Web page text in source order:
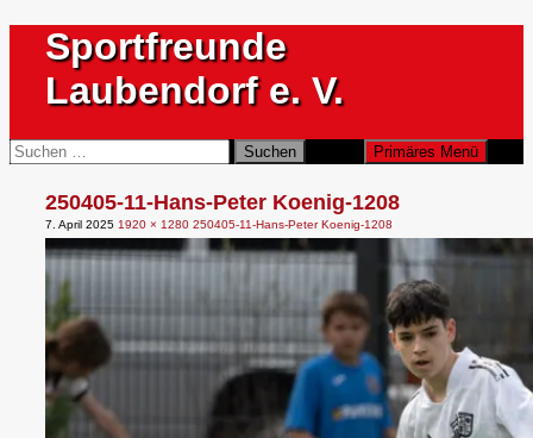
Inhalt
springen
Sportfreunde
Laubendorf e. V.
Suchen Primäres Menü
Suchen
nach:
250405-11-Hans-Peter Koenig-1208
7. April 2025 1920 × 1280 250405-11-Hans-Peter Koenig-1208